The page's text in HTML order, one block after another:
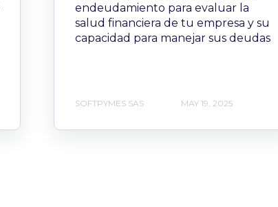
endeudamiento para evaluar la
salud financiera de tu empresa y su
capacidad para manejar sus deudas
SOFTPYMES SAS MAY 19, 2025